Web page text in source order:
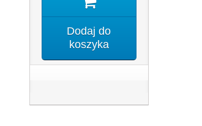
Dodaj do
koszyka